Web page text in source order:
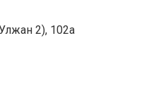
2), 102а